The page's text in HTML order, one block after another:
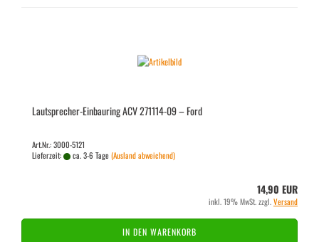
Lautsprecher-​​Ein­bau­ring ACV 271114-​​09 – Ford
Art.Nr.: 3000-5121
Lieferzeit:
ca. 3-6 Tage(Ausland abweichend)
14,90 EUR
inkl. 19% MwSt. zzgl.Versand
IN DEN WARENKORB